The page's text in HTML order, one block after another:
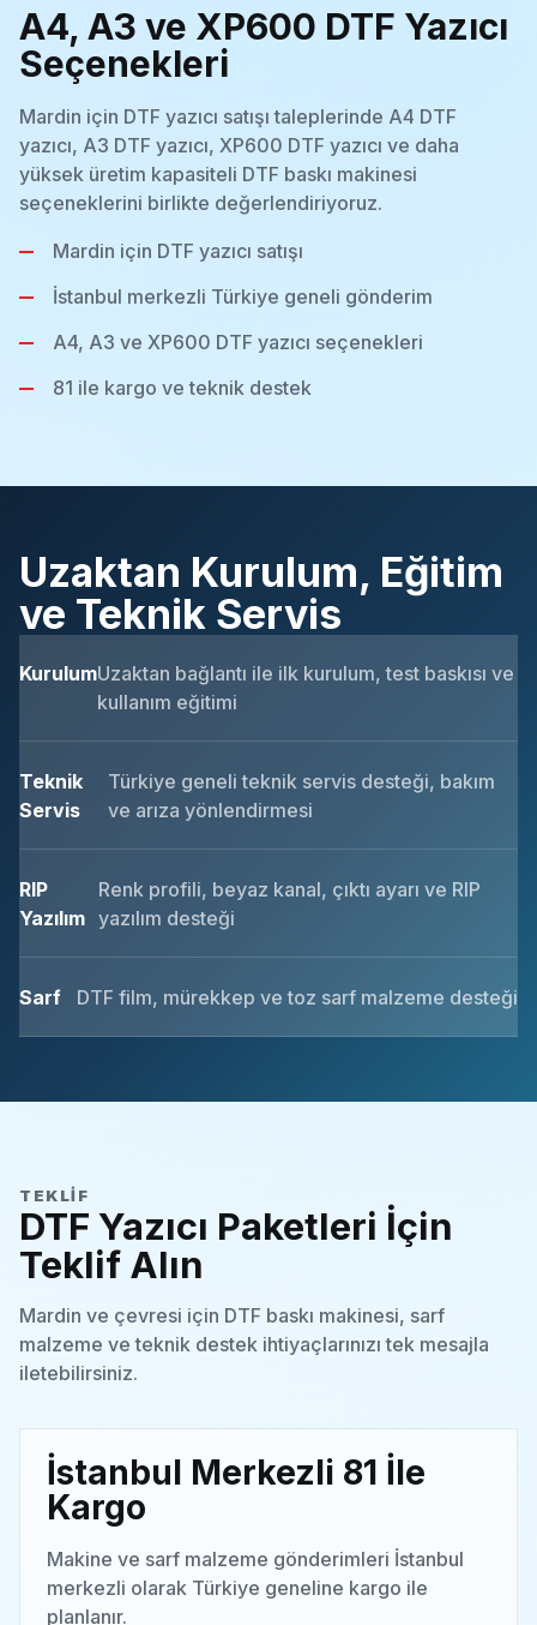
A4, A3 ve XP600 DTF Yazıcı
Seçenekleri
Mardin için DTF yazıcı satışı taleplerinde A4 DTF
yazıcı, A3 DTF yazıcı, XP600 DTF yazıcı ve daha
yüksek üretim kapasiteli DTF baskı makinesi
seçeneklerini birlikte değerlendiriyoruz.
Mardin için DTF yazıcı satışı
İstanbul merkezli Türkiye geneli gönderim
A4, A3 ve XP600 DTF yazıcı seçenekleri
81 ile kargo ve teknik destek
Uzaktan Kurulum, Eğitim
ve Teknik Servis
KurulumUzaktan bağlantı ile ilk kurulum, test baskısı ve
kullanım eğitimi
Teknik
Servis
Türkiye geneli teknik servis desteği, bakım
ve arıza yönlendirmesi
RIP
Yazılım
Renk profili, beyaz kanal, çıktı ayarı ve RIP
yazılım desteği
Sarf DTF film, mürekkep ve toz sarf malzeme desteği
TEKLIF
DTF Yazıcı Paketleri İçin
Teklif Alın
Mardin ve çevresi için DTF baskı makinesi, sarf
malzeme ve teknik destek ihtiyaçlarınızı tek mesajla
iletebilirsiniz.
İstanbul Merkezli 81 İle
Kargo
Makine ve sarf malzeme gönderimleri İstanbul
merkezli olarak Türkiye geneline kargo ile
planlanır.